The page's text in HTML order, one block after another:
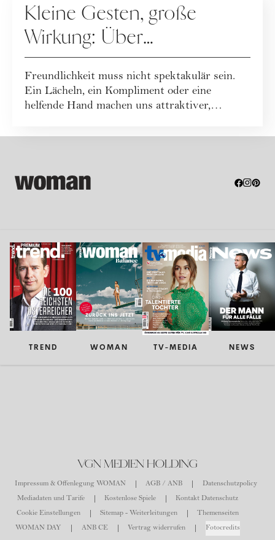
Kleine Gesten, große
Wirkung: Über
Freundlichkeit im Alltag
Freundlichkeit muss nicht spektakulär sein.
Ein Lächeln, ein Kompliment oder eine
helfende Hand machen uns attraktiver,
TREND WOMAN TV-MEDIA NEWS
VGN MEDIEN HOLDING
Impressum & Offenlegung WOMAN AGB / ANB
Datenschutzpolicy
Mediadaten und Tarife
Kostenlose Spiele
Kontakt Datenschutz
Cookie Einstellungen
Sitemap - Weiterleitungen
Themenseiten
WOMAN DAY
ANB CE Vertrag widerrufen Fotocredits